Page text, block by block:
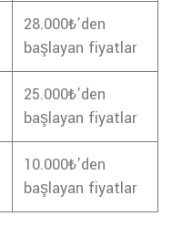
28.000₺’den
başlayan fiyatlar
25.000₺’den
başlayan fiyatlar
10.000₺’den
başlayan fiyatlar